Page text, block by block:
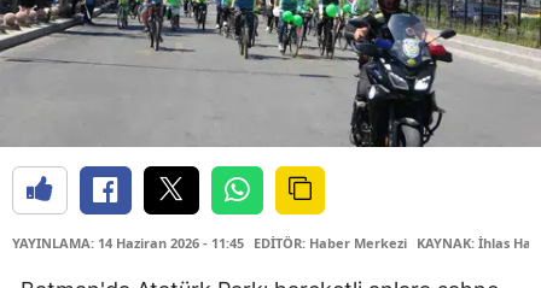
YAYINLAMA: 14 Haziran 2026 - 11:45 EDİTÖR: Haber Merkezi KAYNAK: İhlas